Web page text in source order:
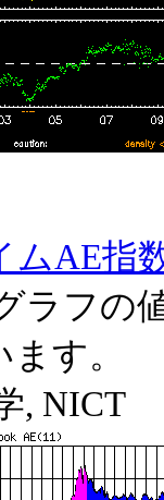
ムAE指
ラフの
す。
, NICT